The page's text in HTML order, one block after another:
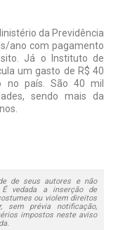
da Previdência
ano com pagamento
Já o Instituto de
um gasto de R$ 40
no país. São 40 mil
sendo mais da
de seus autores e não
vedada a inserção de
ou violem direitos
sem prévia notificação,
impostos neste aviso